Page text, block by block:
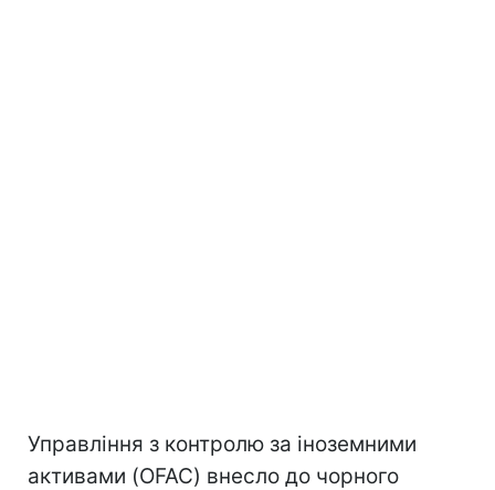
Управління з контролю за іноземними
активами (OFAC) внесло до чорного